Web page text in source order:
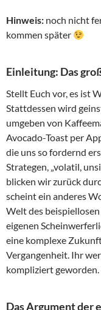
Hinweis: noch nicht
kommen später
Einleitung: Das
Stellt Euch vor, es ist
Stattdessen wird
umgeben von
Avocado-Toast per
die uns so fordernd
Strategen, „volatil,
blicken wir zurück
scheint ein anderes
Welt des
eigenen
eine komplexe
Vergangenheit. Ihr
kompliziert geworden.
Das Argument der